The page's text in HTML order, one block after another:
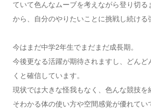
ていて色んなムーブを考えながら登り切る
から、自分のやりたいことに挑戦し続ける
今はまだ中学2年生でまだまだ成長期。
今後更なる活躍が期待されますし、どんど
くと確信しています。
現状では大きな怪我もなく、色んな競技を
そわかる体の使い方や空間感覚が優れてい